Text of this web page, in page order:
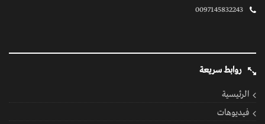
0097145832243
روابط سريعة
الرئيسية
فيديوهات